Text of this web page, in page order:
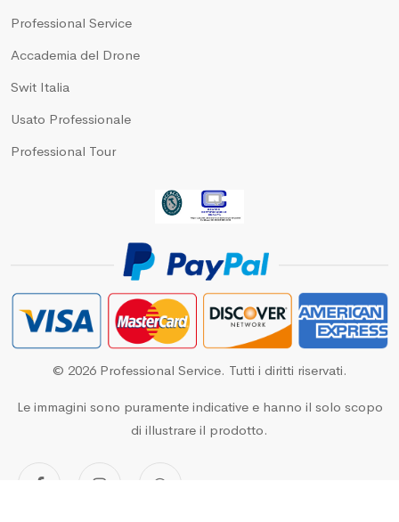
Professional Service
Accademia del Drone
Swit Italia
Usato Professionale
Professional Tour
© 2026 Professional Service. Tutti i diritti riservati.
Le immagini sono puramente indicative e hanno il solo scopo
di illustrare il prodotto.